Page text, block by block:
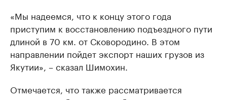
«Мы надеемся, что к концу этого года
приступим к восстановлению подъездного пути
длиной в 70 км. от Сковородино. В этом
направлении пойдет экспорт наших грузов из
Якутии», – сказал Шимохин.
Отмечается, что также рассматривается